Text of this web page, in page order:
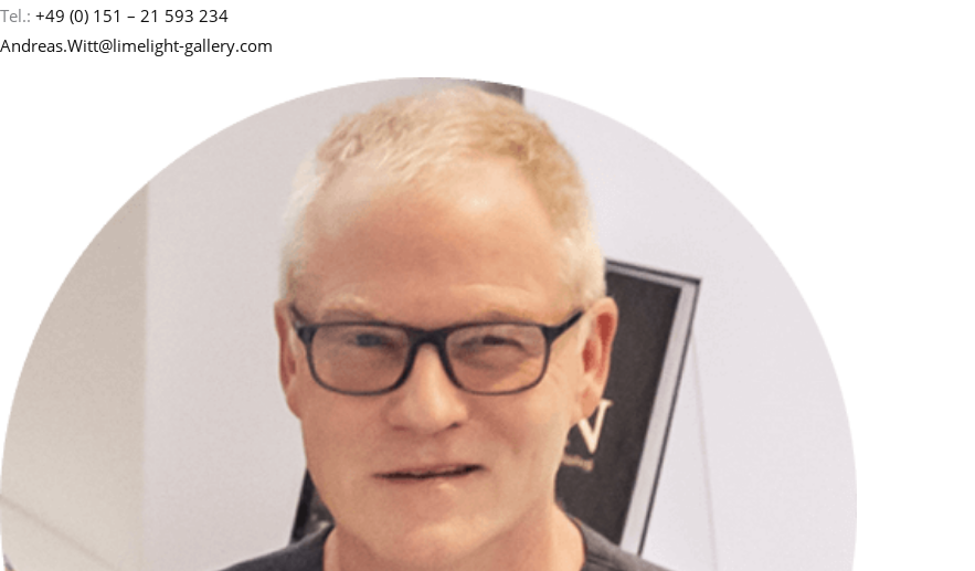
Tel.: +49 (0) 151 – 21 593 234
Andreas.Witt@limelight-gallery.com